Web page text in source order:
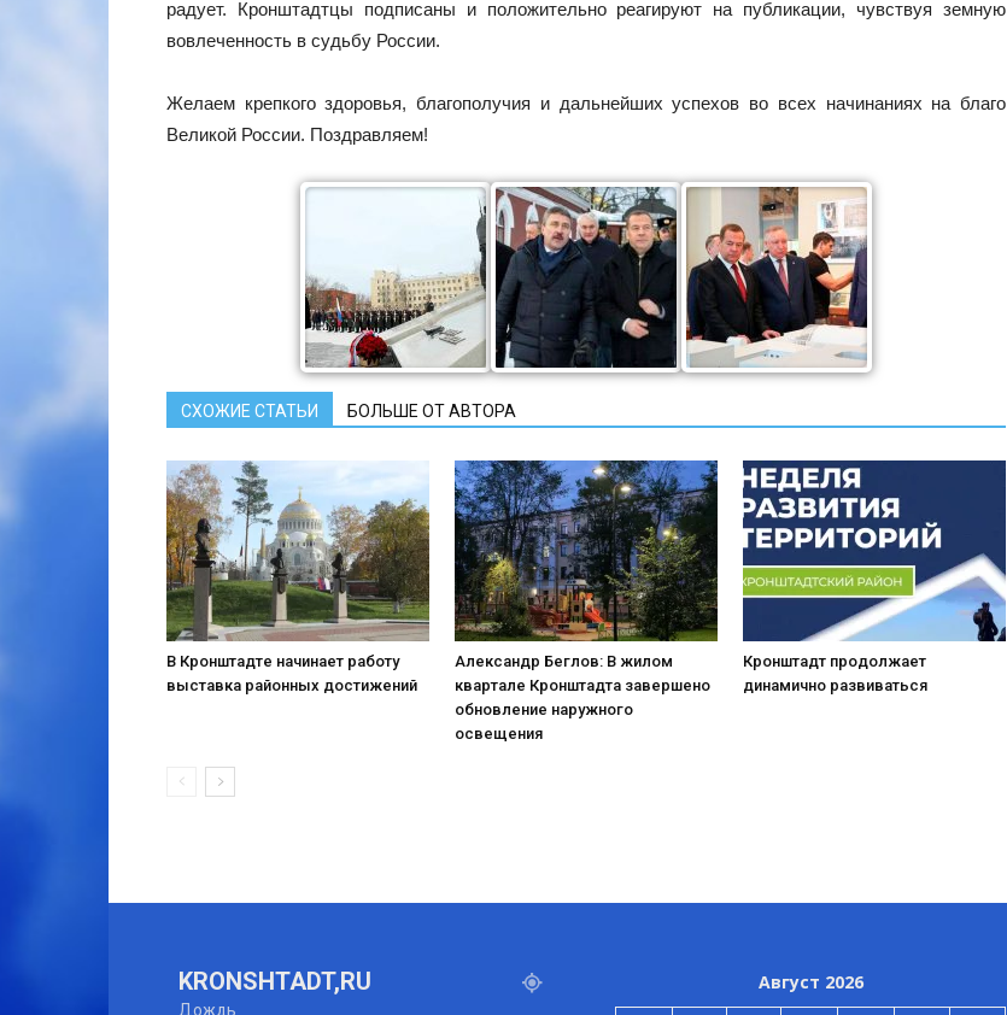
радует. Кронштадтцы подписаны и положительно реагируют на публикации, чувствуя земную
вовлеченность в судьбу России.
Желаем крепкого здоровья, благополучия и дальнейших успехов во всех начинаниях на благо
Великой России. Поздравляем!
СХОЖИЕ СТАТЬИ БОЛЬШЕ ОТ АВТОРА
В Кронштадте начинает работу
выставка районных достижений
Александр Беглов: В жилом
квартале Кронштадта завершено
обновление наружного
освещения
Кронштадт продолжает
динамично развиваться
KRONSHTADT,RU
Дождь
Август 2026